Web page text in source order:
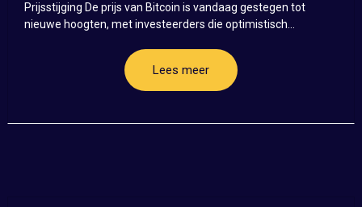
Prijsstijging De prijs van Bitcoin is vandaag gestegen tot
nieuwe hoogten, met investeerders die optimistisch...
Lees meer